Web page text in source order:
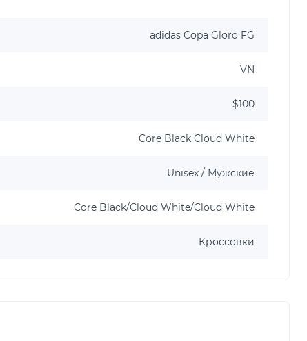
adidas Copa Gloro FG
VN
$100
Core Black Cloud White
Unisex / Мужские
Core Black/Cloud White/Cloud White
Кроссовки